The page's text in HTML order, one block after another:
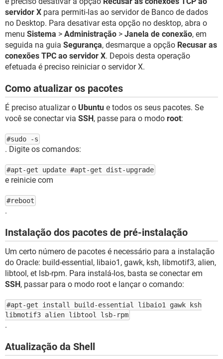
servidor X para permiti-las ao servidor de Banco de dados
no Desktop. Para desativar esta opção no desktop, abra o
menu Sistema > Administração > Janela de conexão, em
seguida na guia Segurança, desmarque a opção Recusar as
conexões TPC ao servidor X. Depois desta operação
efetuada é preciso reiniciar o servidor X.
Como atualizar os pacotes
É preciso atualizar o Ubuntu e todos os seus pacotes. Se
você se conectar via SSH, passe para o modo root:
#sudo -s
. Digite os comandos:
#apt-get update #apt-get dist-upgrade
e reinicie com
#reboot
.
Instalação dos pacotes de pré-instalação
Um certo número de pacotes é necessário para a instalação
do Oracle: build-essential, libaio1, gawk, ksh, libmotif3, alien,
libtool, et lsb-rpm. Para instalá-los, basta se conectar em
SSH, passar para o modo root e lançar o comando:
#apt-get install build-essential libaio1 gawk ksh
libmotif3 alien libtool lsb-rpm
.
Atualização da Shell